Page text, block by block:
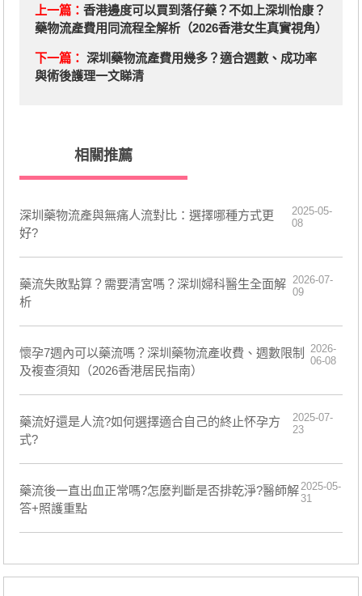
上一篇： 香港邊度可以買到落仔藥？不如上深圳怡康？
藥物流產費用同流程全解析（2026香港女生真實視角）
下一篇： 深圳藥物流產費用幾多？適合週數、成功率
與術後護理一文睇清
相關推薦
深圳藥物流產與無痛人流對比：選擇哪種方式更
好?
2025-05-
08
藥流失敗點算？需要清宮嗎？深圳婦科醫生全面解
析
2026-07-
09
懷孕7週內可以藥流嗎？深圳藥物流產收費、週數限制
及複查須知（2026香港居民指南）
2026-
06-08
藥流好還是人流?如何選擇適合自己的終止怀孕方
式?
2025-07-
23
藥流後一直出血正常嗎?怎麼判斷是否排乾淨?醫師解
答+照護重點
2025-05-
31